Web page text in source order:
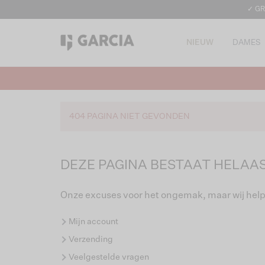
✓
NIEUW DAMES
404 PAGINA NIET GEVONDEN
DEZE PAGINA BESTAAT
Onze excuses voor het ongemak, maar wij
Mijn account
Verzending
Veelgestelde vragen